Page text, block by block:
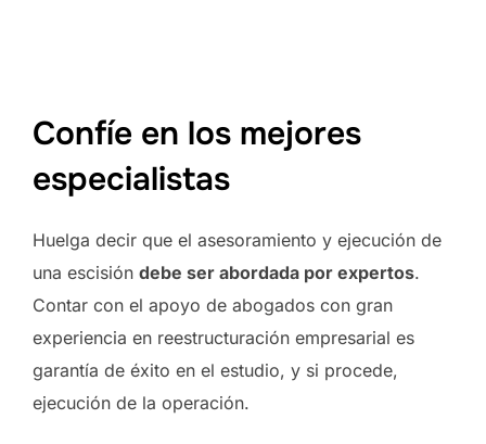
Confíe en los mejores
especialistas
Huelga decir que el asesoramiento y ejecución de
una escisión debe ser abordada por expertos.
Contar con el apoyo de abogados con gran
experiencia en reestructuración empresarial es
garantía de éxito en el estudio, y si procede,
ejecución de la operación.